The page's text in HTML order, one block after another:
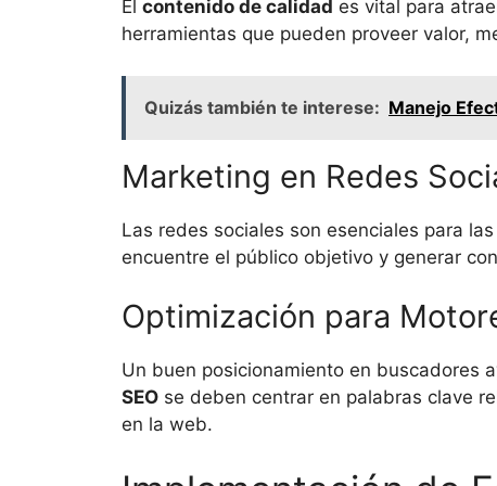
El contenido de calidad es vital para
herramientas que pueden proveer valor,
Quizás también te interese: Manejo
Marketing en Redes
Las redes sociales son esenciales para
encuentre el público objetivo y generar
Optimización para
Un buen posicionamiento en buscadores
SEO se deben centrar en palabras clave
en la web.